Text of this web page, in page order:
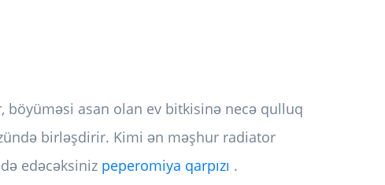
böyüməsi asan olan ev bitkisinə necə qulluq
birləşdirir. Kimi ən məşhur radiator
edəcəksiniz peperomiya qarpızı .